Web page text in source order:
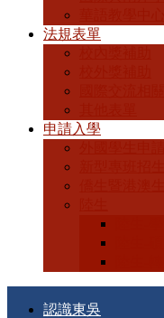
法規表單
申請入學
認識東吳